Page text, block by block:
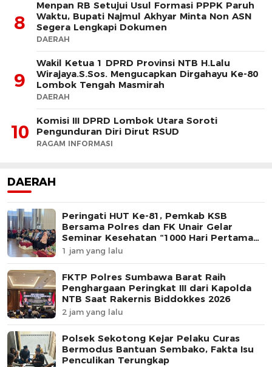
8
Menpan RB Setujui Usul Formasi PPPK Paruh
Waktu, Bupati Najmul Akhyar Minta Non ASN
Segera Lengkapi Dokumen
DAERAH
9
Wakil Ketua 1 DPRD Provinsi NTB H.Lalu
Wirajaya.S.Sos. Mengucapkan Dirgahayu Ke-80
Lombok Tengah Masmirah
DAERAH
10
Komisi III DPRD Lombok Utara Soroti
Pengunduran Diri Dirut RSUD
RAGAM INFORMASI
DAERAH
Peringati HUT Ke-81, Pemkab KSB
Bersama Polres dan FK Unair Gelar
Seminar Kesehatan “1000 Hari Pertama
Kehidupan”
1 jam yang lalu
FKTP Polres Sumbawa Barat Raih
Penghargaan Peringkat III dari Kapolda
NTB Saat Rakernis Biddokkes 2026
2 jam yang lalu
Polsek Sekotong Kejar Pelaku Curas
Bermodus Bantuan Sembako, Fakta Isu
Penculikan Terungkap